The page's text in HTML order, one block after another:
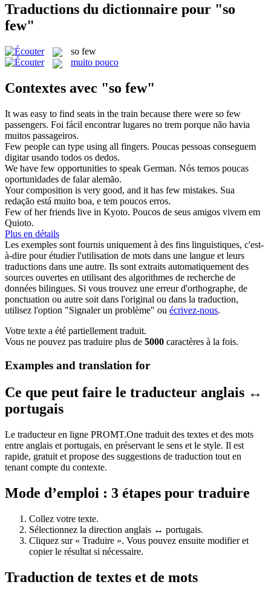
Traductions du dictionnaire pour "so
few"
so few
muito pouco
Contextes avec "so few"
It was easy to find seats in the train because there were so few
passengers. Foi fácil encontrar lugares no trem porque não havia
muitos passageiros.
Few people can type using all fingers. Poucas pessoas conseguem
digitar usando todos os dedos.
We have few opportunities to speak German. Nós temos poucas
oportunidades de falar alemão.
Your composition is very good, and it has few mistakes. Sua
redação está muito boa, e tem poucos erros.
Few of her friends live in Kyoto. Poucos de seus amigos vivem em
Quioto.
Plus en détails
Les exemples sont fournis uniquement à des fins linguistiques, c'est-
à-dire pour étudier l'utilisation de mots dans une langue et leurs
traductions dans une autre. Ils sont extraits automatiquement des
sources ouvertes en utilisant des algorithmes de recherche de
données bilingues. Si vous trouvez une erreur d'orthographe, de
ponctuation ou autre soit dans l'original ou dans la traduction,
utilisez l'option "Signaler un problème" ou écrivez-nous.
Votre texte a été partiellement traduit.
Vous ne pouvez pas traduire plus de 5000 caractères à la fois.
Examples and translation for
Ce que peut faire le traducteur anglais ↔
portugais
Le traducteur en ligne PROMT.One traduit des textes et des mots
entre anglais et portugais, en préservant le sens et le style. Il est
rapide, gratuit et propose des suggestions de traduction tout en
tenant compte du contexte.
Mode d’emploi : 3 étapes pour traduire
Collez votre texte.
Sélectionnez la direction anglais ↔ portugais.
Cliquez sur « Traduire ». Vous pouvez ensuite modifier et
copier le résultat si nécessaire.
Traduction de textes et de mots